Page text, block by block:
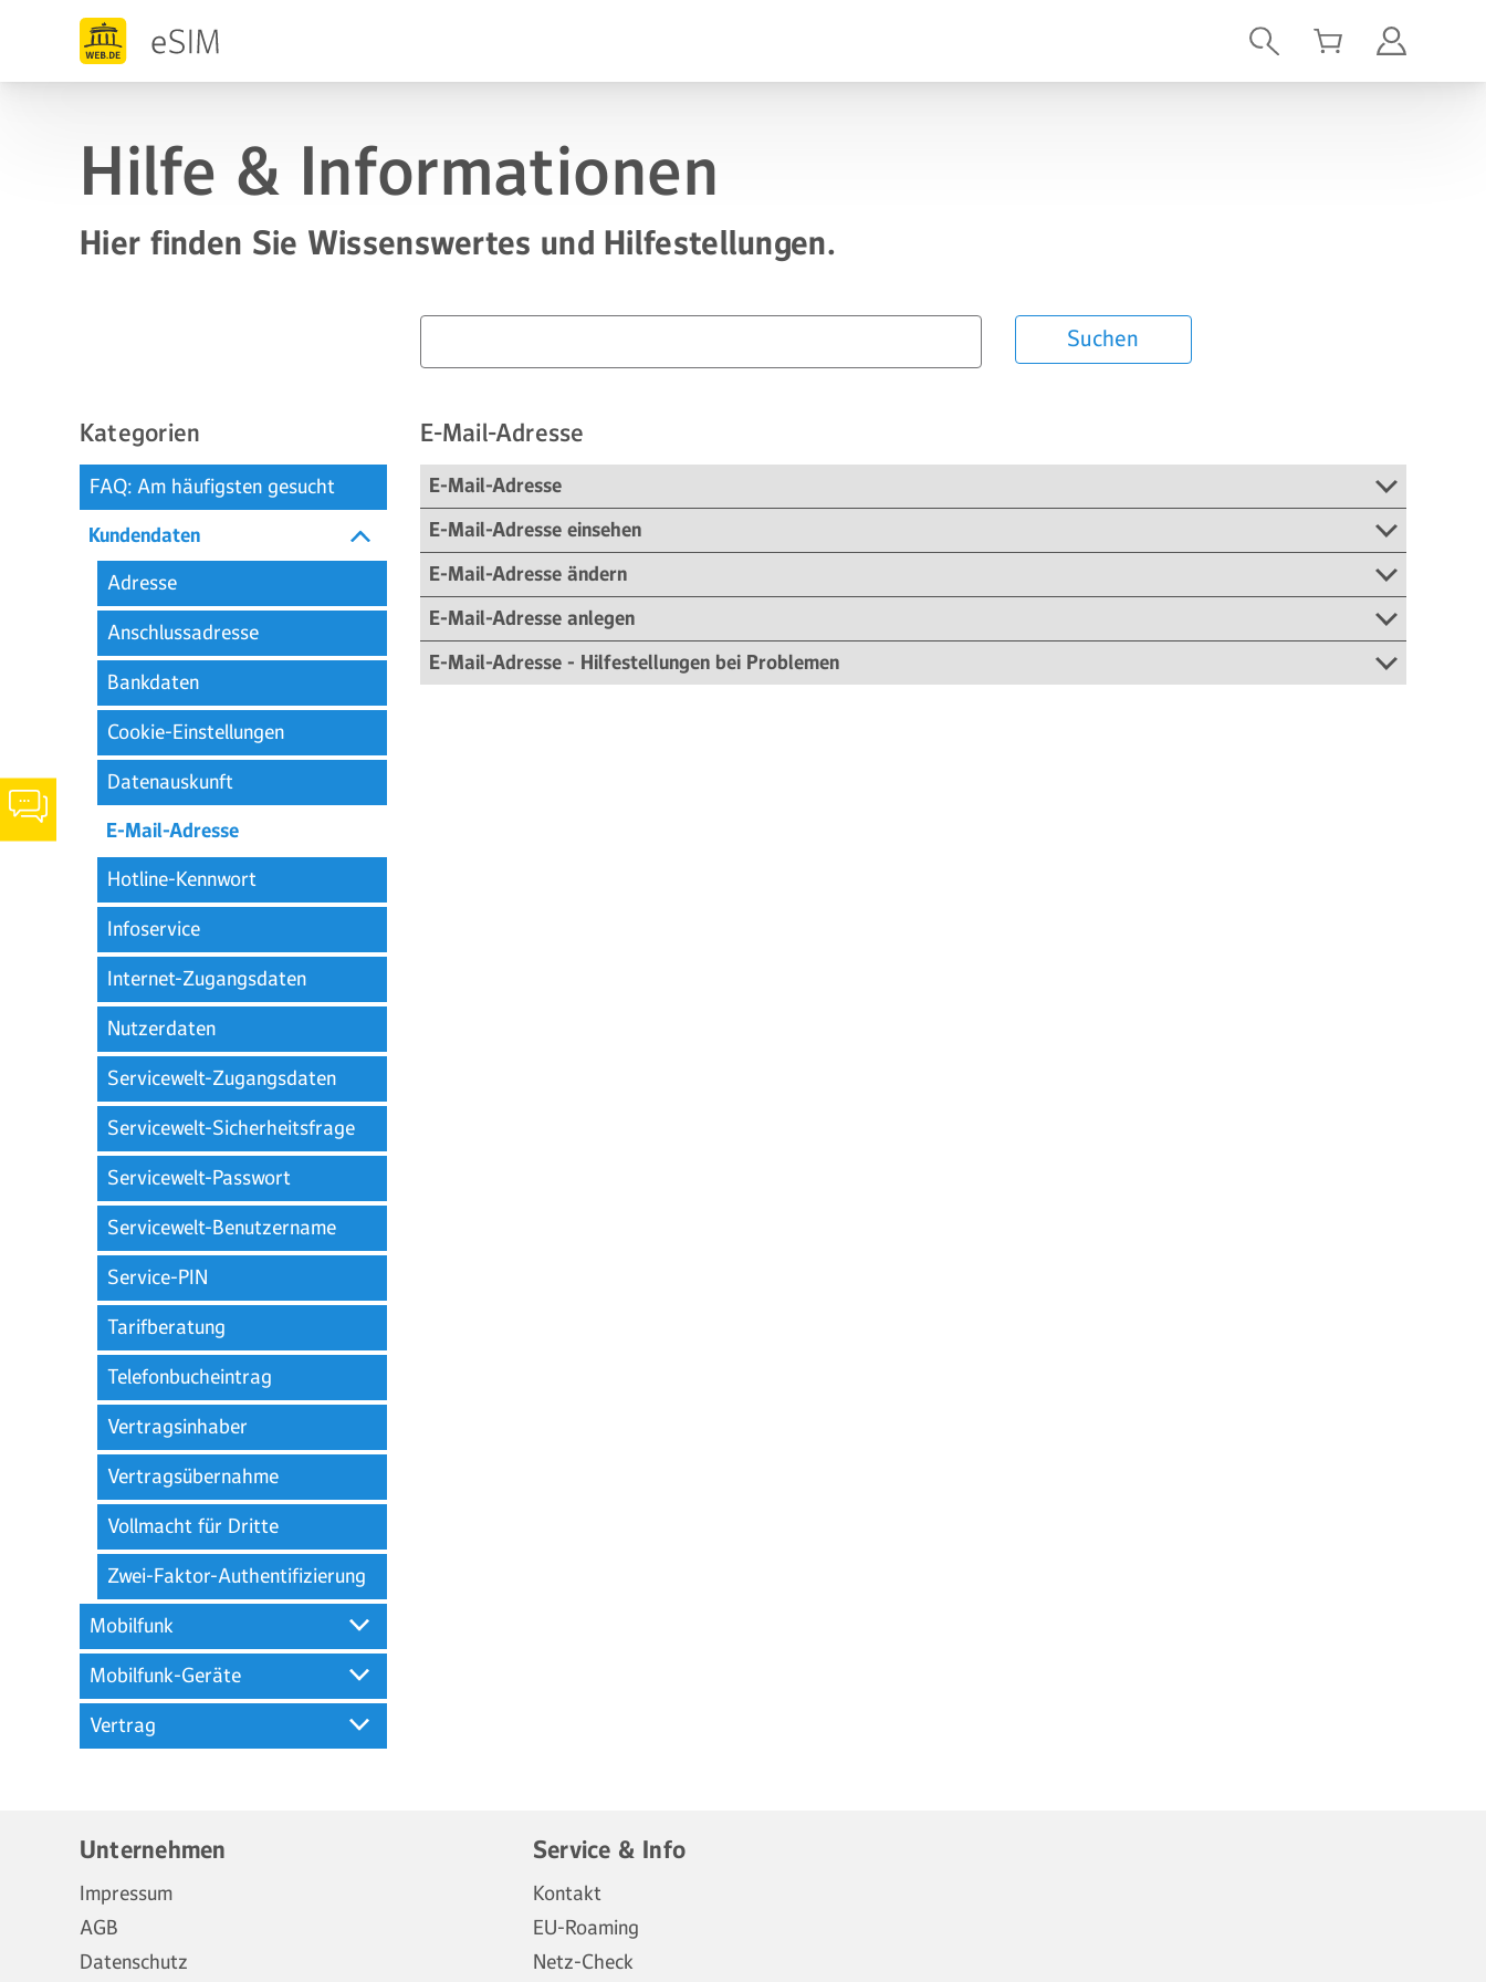
Hilfe & Informationen
Hier finden Sie Wissenswertes und Hilfestellungen.
Suchen
Kategorien
FAQ: Am häufigsten gesucht
Kundendaten
Adresse
Anschlussadresse
Bankdaten
Cookie-Einstellungen
Datenauskunft
E-Mail-Adresse
Hotline-Kennwort
Infoservice
Internet-Zugangsdaten
Nutzerdaten
Servicewelt-Zugangsdaten
Servicewelt-Sicherheitsfrage
Servicewelt-Passwort
Servicewelt-Benutzername
Service-PIN
Tarifberatung
Telefonbucheintrag
Vertragsinhaber
Vertragsübernahme
Vollmacht für Dritte
Zwei-Faktor-Authentifizierung
Mobilfunk
Mobilfunk-Geräte
Vertrag
E-Mail-Adresse
E-Mail-Adresse
E-Mail-Adresse einsehen
E-Mail-Adresse ändern
E-Mail-Adresse anlegen
E-Mail-Adresse - Hilfestellungen bei Problemen
Unternehmen
Impressum
AGB
Datenschutz
Service & Info
Kontakt
EU-Roaming
Netz-Check
Chat-
Informationen
werden